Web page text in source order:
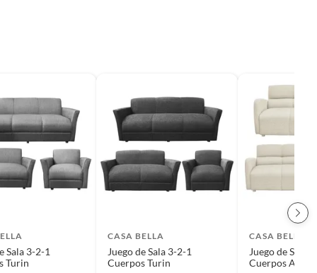
Sala 3-2-1
Turin
CASA BELLA
Juego de Sala 3-2-1
Cuerpos Turin
CASA BELLA
Juego de Sala
Cuerpos